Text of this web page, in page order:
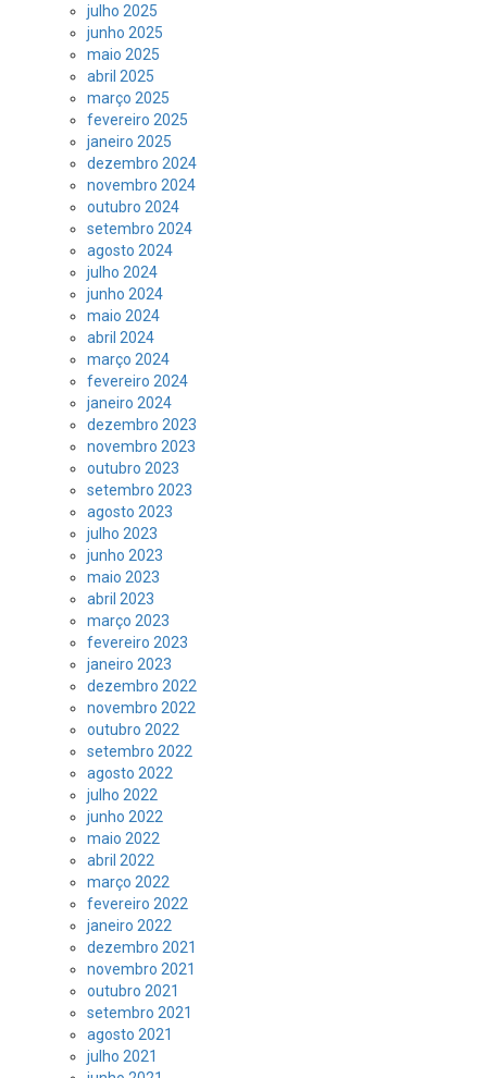
julho 2025
junho 2025
maio 2025
abril 2025
março 2025
fevereiro 2025
janeiro 2025
dezembro 2024
novembro 2024
outubro 2024
setembro 2024
agosto 2024
julho 2024
junho 2024
maio 2024
abril 2024
março 2024
fevereiro 2024
janeiro 2024
dezembro 2023
novembro 2023
outubro 2023
setembro 2023
agosto 2023
julho 2023
junho 2023
maio 2023
abril 2023
março 2023
fevereiro 2023
janeiro 2023
dezembro 2022
novembro 2022
outubro 2022
setembro 2022
agosto 2022
julho 2022
junho 2022
maio 2022
abril 2022
março 2022
fevereiro 2022
janeiro 2022
dezembro 2021
novembro 2021
outubro 2021
setembro 2021
agosto 2021
julho 2021